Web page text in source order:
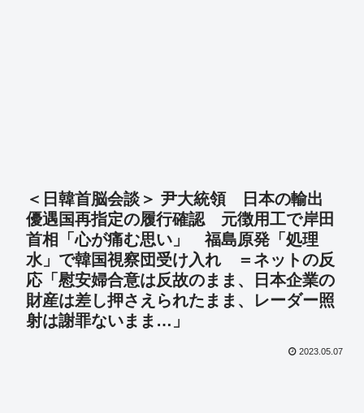
＜日韓首脳会談＞ 尹大統領 日本の輸出
優遇国再指定の履行確認 元徴用工で岸田
首相「心が痛む思い」 福島原発「処理
水」で韓国視察団受け入れ ＝ネットの反
応「慰安婦合意は反故のまま、日本企業の
財産は差し押さえられたまま、レーダー照
射は謝罪ないまま…」
2023.05.07